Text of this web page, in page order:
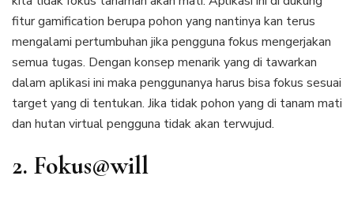
fitur gamification berupa pohon yang nantinya kan terus
mengalami pertumbuhan jika pengguna fokus mengerjakan
semua tugas. Dengan konsep menarik yang di tawarkan
dalam aplikasi ini maka penggunanya harus bisa fokus sesuai
target yang di tentukan. Jika tidak pohon yang di tanam mati
dan hutan virtual pengguna tidak akan terwujud.
2. Fokus@will